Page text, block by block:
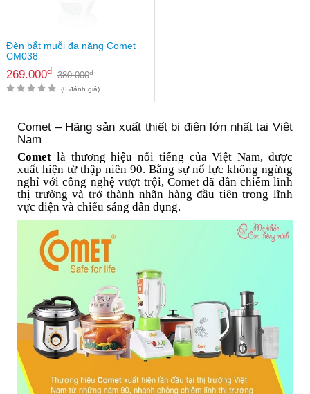
Đèn bắt muỗi đa năng Comet
CM038
269.000đ 380.000đ
(0 đánh giá)
Comet – Hãng sản xuất thiết bị điện lớn nhất tại Việt
Nam
Comet là thương hiệu nổi tiếng của Việt Nam, được
xuất hiện từ thập niên 90. Bằng sự nổ lực không ngừng
nghỉ với công nghệ vượt trội, Comet đã dần chiếm lĩnh
thị trường và trở thành nhãn hàng đầu tiên trong lĩnh
vực điện và chiếu sáng dân dụng.